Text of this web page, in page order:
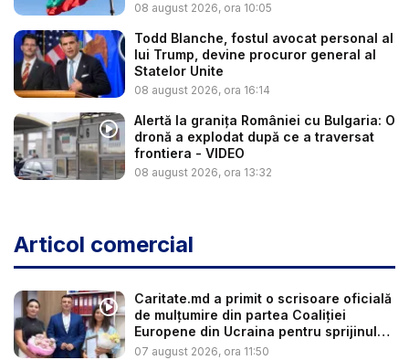
08 august 2026, ora 10:05
Todd Blanche, fostul avocat personal al
lui Trump, devine procuror general al
Statelor Unite
08 august 2026, ora 16:14
Alertă la granița României cu Bulgaria: O
dronă a explodat după ce a traversat
frontiera - VIDEO
08 august 2026, ora 13:32
Articol comercial
Caritate.md a primit o scrisoare oficială
de mulțumire din partea Coaliției
Europene din Ucraina pentru sprijinul
a...
07 august 2026, ora 11:50